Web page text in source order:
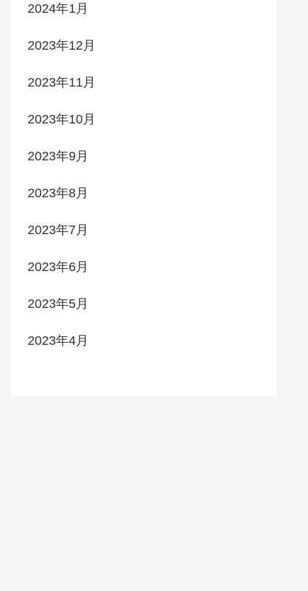
2024年1月
2023年12月
2023年11月
2023年10月
2023年9月
2023年8月
2023年7月
2023年6月
2023年5月
2023年4月